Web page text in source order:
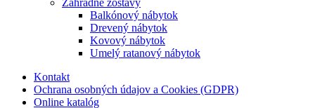
Balkónový nábytok
Drevený nábytok
Kovový nábytok
Umelý ratanový nábytok
Kontakt
Ochrana osobných údajov a Cookies (GDPR)
Online katalóg